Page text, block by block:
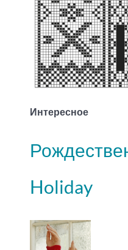
Интересное
Holiday